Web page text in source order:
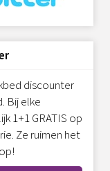
discounter
Bij elke
1+1 GRATIS op
Ze ruimen het